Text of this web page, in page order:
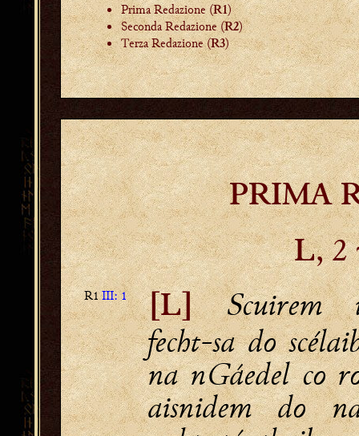
Prima Redazione (R1)
Seconda Redazione (R2)
Terza Redazione (R3)
PRIMA
L, 2
R1III: 1 [L]Scuirem
fecht-sa do
na nGáedel co
aisnidem do